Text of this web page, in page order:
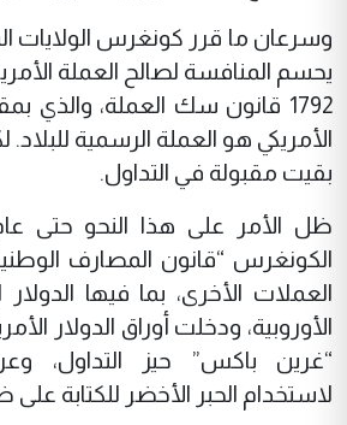
وسرعان ما قرر كونغرس الولايات
يحسم المنافسة لصالح العملة
1792 قانون سك العملة، والذي
الأمريكي هو العملة الرسمية
بقيت مقبولة في التداول.
الكونغرس “قانون المصارف
العملات الأخرى، بما فيها
الأوروبية، ودخلت أوراق الدولار
“غرين باكس” حيز التداول،
لاستخدام الحبر الأخضر للكتابة